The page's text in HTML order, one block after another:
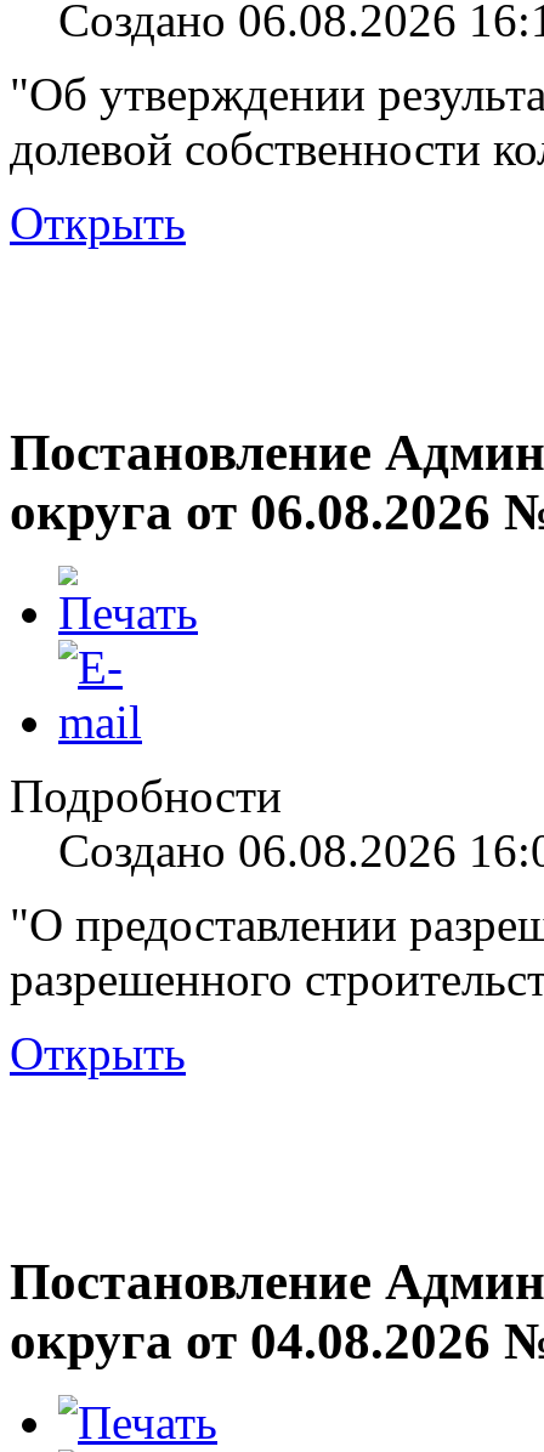
Создано 06.08.2026
"Об утверждении
долевой собственности
Открыть
Постановление
округа от 06.08.2026
Подробности
Создано 06.08.2026
"О предоставлении
разрешенного
Открыть
Постановление
округа от 04.08.2026